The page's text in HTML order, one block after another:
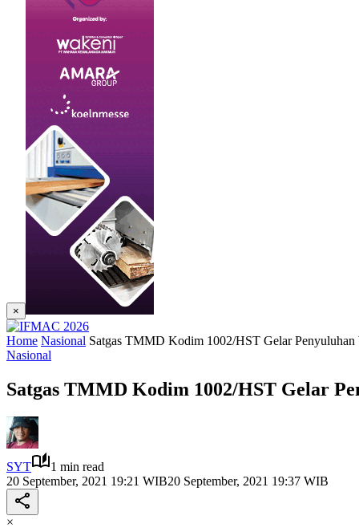
×
Home Nasional Satgas TMMD Kodim 1002/HST Gelar Penyuluhan
Nasional
Satgas TMMD Kodim 1002/HST Gelar
SYT
1 min read
20 September, 2021 19:21 WIB20 September, 2021 19:37 WIB
×